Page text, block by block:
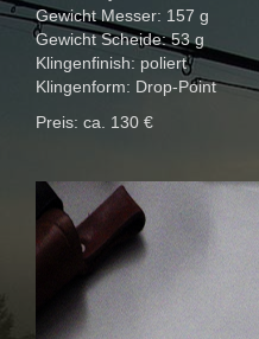
Gewicht Messer: 157 g
Gewicht Scheide: 53 g
Klingenfinish: poliert
Klingenform: Drop-Point
Preis: ca. 130 €